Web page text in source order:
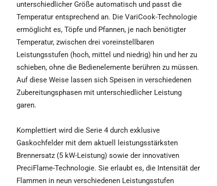
unterschiedlicher Größe automatisch und passt die
Temperatur entsprechend an. Die VariCook-Technologie
ermöglicht es, Töpfe und Pfannen, je nach benötigter
Temperatur, zwischen drei voreinstellbaren
Leistungsstufen (hoch, mittel und niedrig) hin und her zu
schieben, ohne die Bedienelemente berühren zu müssen.
Auf diese Weise lassen sich Speisen in verschiedenen
Zubereitungsphasen mit unterschiedlicher Leistung
garen.
Komplettiert wird die Serie 4 durch exklusive
Gaskochfelder mit dem aktuell leistungsstärksten
Brennersatz (5 kW-Leistung) sowie der innovativen
PreciFlame-Technologie. Sie erlaubt es, die Intensität der
Flammen in neun verschiedenen Leistungsstufen